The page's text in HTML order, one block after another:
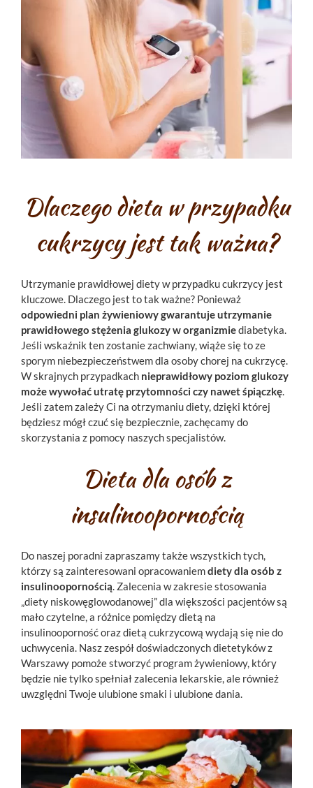
Dlaczego dieta w przypadku
cukrzycy jest tak ważna?
Utrzymanie prawidłowej diety w przypadku cukrzycy jest
kluczowe. Dlaczego jest to tak ważne? Ponieważ
odpowiedni plan żywieniowy gwarantuje utrzymanie
prawidłowego stężenia glukozy w organizmiediabetyka.
Jeśli wskaźnik ten zostanie zachwiany, wiąże się to ze
sporym niebezpieczeństwem dla osoby chorej na cukrzycę.
W skrajnych przypadkach nieprawidłowy poziom glukozy
może wywołać utratę przytomności czy nawet śpiączkę.
Jeśli zatem zależy Ci na otrzymaniu diety, dzięki której
będziesz mógł czuć się bezpiecznie, zachęcamy do
skorzystania z pomocy naszych specjalistów.
Dieta dla osób z
insulinoopornością
Do naszej poradni zapraszamy także wszystkich tych,
którzy są zainteresowani opracowaniemdiety dla osób z
insulinoopornością. Zalecenia w zakresie stosowania
„diety niskowęglowodanowej” dla większości pacjentów są
mało czytelne, a różnice pomiędzy dietą na
insulinooporność oraz dietą cukrzycową wydają się nie do
uchwycenia. Nasz zespół doświadczonych dietetyków z
Warszawy pomoże stworzyć program żywieniowy, który
będzie nie tylko spełniał zalecenia lekarskie, ale również
uwzględni Twoje ulubione smaki i ulubione dania.